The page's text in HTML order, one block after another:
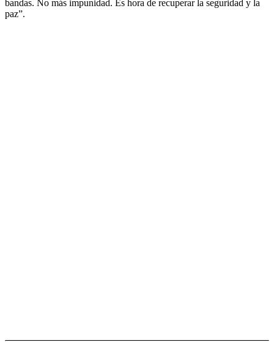
bandas. No más impunidad. Es hora de recuperar la seguridad y la
paz”.